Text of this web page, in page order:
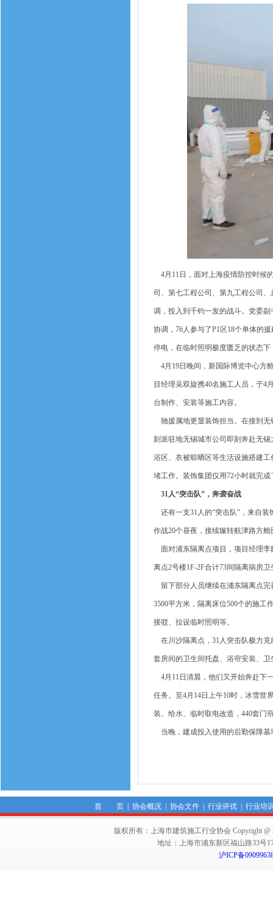
4月11日，面对上海疫情防控时候
司、第七工程公司、第九工程公司
调，投入到千钧一发的战斗。党委
协调，76人参与了P1区18个单体的
停电，在临时照明极度匮乏的状态
4月19日晚间，新国际博览中心方
目经理吴双旋携40名施工人员，于4
台制作、安装等施工内容。
驰援属地更显装饰担当。在接到无
刻派驻地无锡城市公司即刻奔赴无
浴区、衣被晾晒区等生活设施搭建
堵工作。装饰集团仅用72小时就完
31人“突击队”，奔袭奋战
还有一支31人的“突击队”，来自装
作战20个昼夜，接续辗转航津路方
面对浦东隔离点项目，项目经理李
离点2号楼1F-2F合计73间隔离病房卫
留下部分人员继续在浦东隔离点完
3500平方米，隔离床位500个的施工
接驳、拉设临时照明等。
在川沙隔离点，31人突击队极力克
套房间的卫生间托盘、浴帘安装、
4月11日清晨，他们又开始奔赴下
任务。至4月14日上午10时，冰雪世
装、给水、临时取电改造，440套门
当晚，建成投入使用的后勤保障基
首 页| 协会概况| 协会文件| 行业评优| 行业培
版权所有：上海市建筑施工行业协会 Copyright @
地址：上海市浦东新区福山路33号
沪ICP备